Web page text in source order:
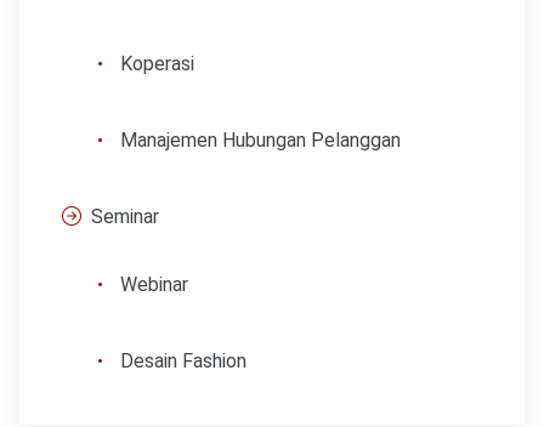
Koperasi
Manajemen Hubungan Pelanggan
Seminar
Webinar
Desain Fashion